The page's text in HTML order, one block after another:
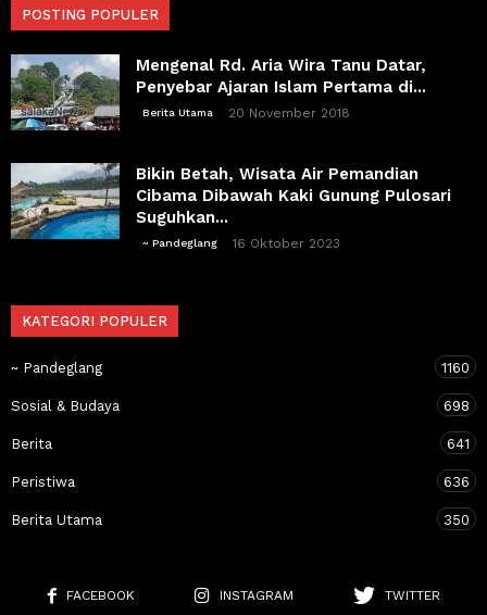
POSTING POPULER
Mengenal Rd. Aria Wira Tanu Datar,
Penyebar Ajaran Islam Pertama di...
Berita Utama 20 November 2018
Bikin Betah, Wisata Air Pemandian
Cibama Dibawah Kaki Gunung Pulosari
Suguhkan...
~ Pandeglang 16 Oktober 2023
KATEGORI POPULER
~ Pandeglang 1160
Sosial & Budaya 698
Berita 641
Peristiwa 636
Berita Utama 350
FACEBOOK INSTAGRAM TWITTER